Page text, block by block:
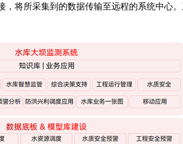
将所采集到的数据传输至远程的系统中心